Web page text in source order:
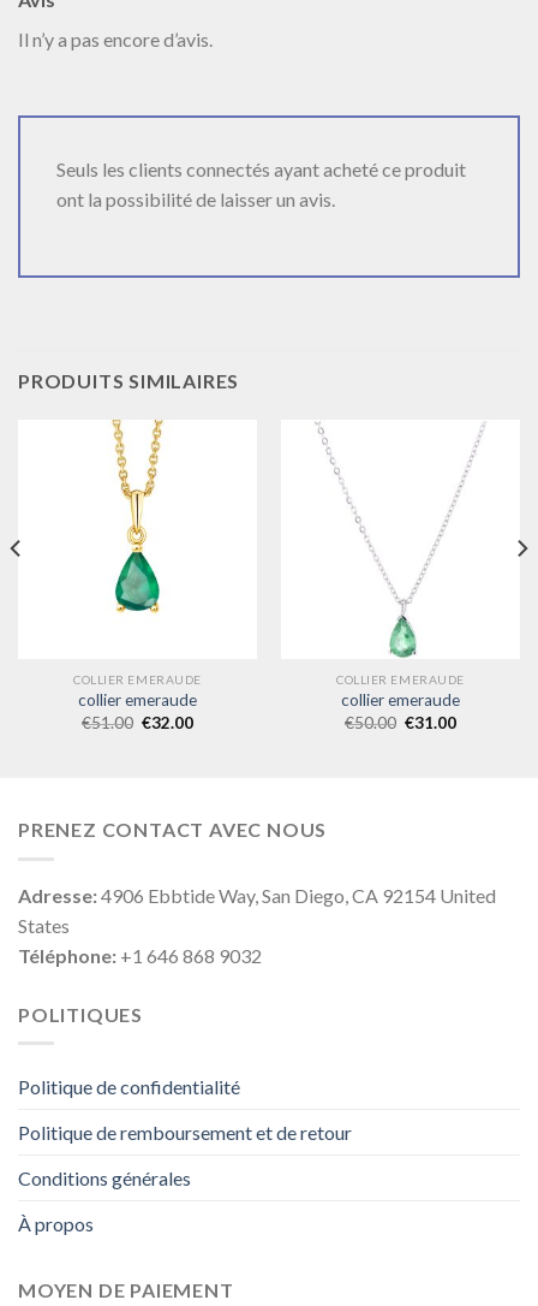
Il n’y a pas encore d’avis.
Seuls les clients connectés ayant acheté ce produit
ont la possibilité de laisser un avis.
PRODUITS SIMILAIRES
COLLIER EMERAUDE
collier emeraude
€51.00 €32.00
COLLIER EMERAUDE
collier emeraude
€50.00 €31.00
PRENEZ CONTACT AVEC NOUS
Adresse:4906 Ebbtide Way, San Diego, CA 92154 United
States
Téléphone: +1 646 868 9032
POLITIQUES
Politique de confidentialité
Politique de remboursement et de retour
Conditions générales
À propos
MOYEN DE PAIEMENT